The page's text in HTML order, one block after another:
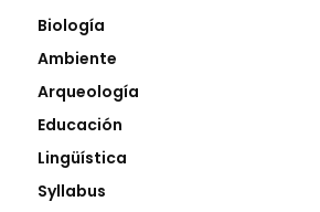
Biología
Ambiente
Arqueología
Educación
Lingüística
Syllabus